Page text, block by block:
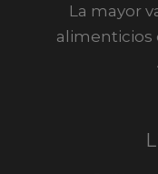
La mayor
alimenticios